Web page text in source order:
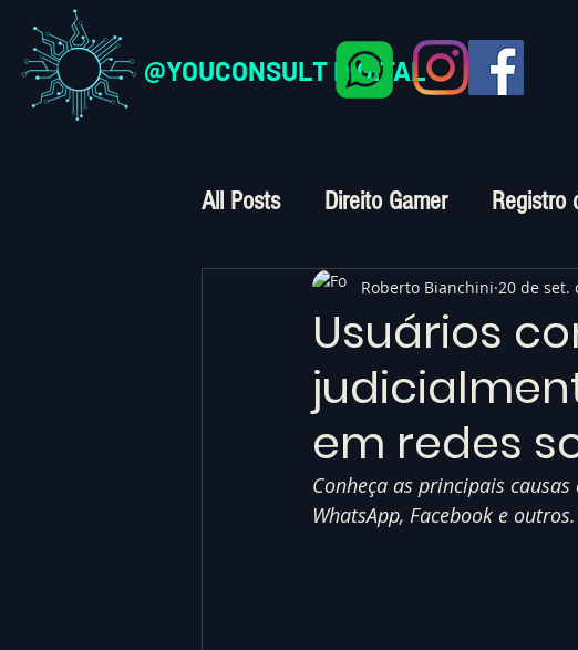
@YOUCONSULT DIGITAL
All Posts Direito Gamer Registro
Direito Digital Crimes Virtuais
Usuários
em redes
Roberto Bianchini 20 de set.
Conheça as principais
WhatsApp, Facebook e